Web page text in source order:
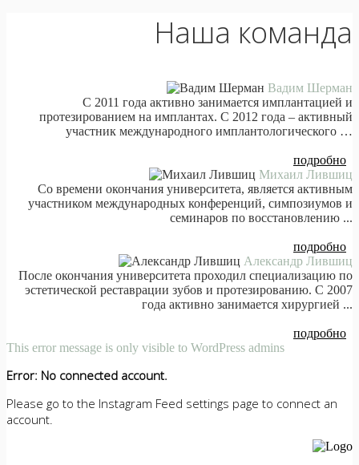
Наша команда
Вадим Шерман
С 2011 года активно занимается имплантацией и
протезированием на имплантах. С 2012 года – активный
участник международного имплантологического …
подробно
Михаил Лившиц
Со времени окончания университета, является активным
участником международных конференций, симпозиумов и
семинаров по восстановлению ...
подробно
Александр Лившиц
После окончания университета проходил специализацию по
эстетической реставрации зубов и протезированию. С 2007
года активно занимается хирургией ...
подробно
This error message is only visible to WordPress admins
Error: No connected account.
Please go to the Instagram Feed settings page to connect an
account.